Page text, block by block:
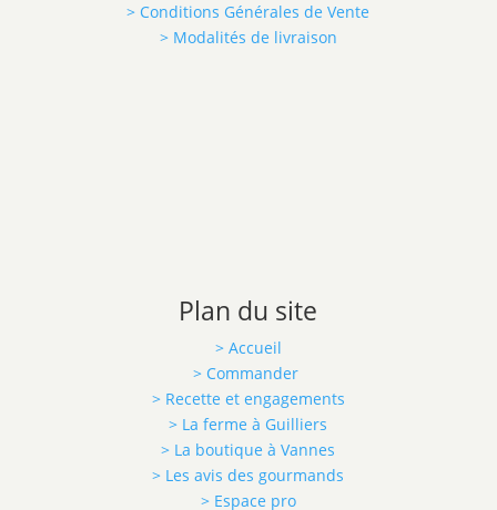
> Conditions Générales de Vente
> Modalités de livraison
Plan du site
> Accueil
> Commander
> Recette et engagements
> La ferme à Guilliers
> La boutique à Vannes
> Les avis des gourmands
> Espace pro